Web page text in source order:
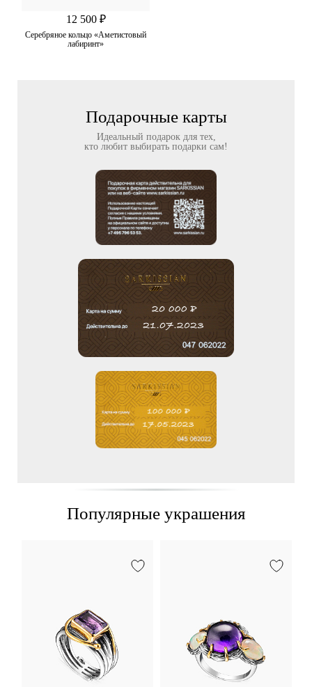
12 500 ₽
Серебряное кольцо «Аметистовый
лабиринт»
Подарочные карты
Идеальный подарок для тех,
кто любит выбирать подарки сам!
Популярные украшения